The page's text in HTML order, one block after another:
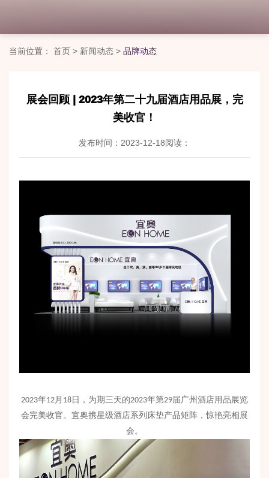
当前位置： 首页 > 新闻动态 > 品牌动态
展会回顾 | 2023年第二十九届酒店用品展，完
美收官！
发布时间：2023-12-18阅读：
2023年12 月 18日，为期三天的2023年第29届广州酒店用品展览
会完美收官。宜奥携星级酒店系列床垫产品矩阵，惊艳亮相展
会。